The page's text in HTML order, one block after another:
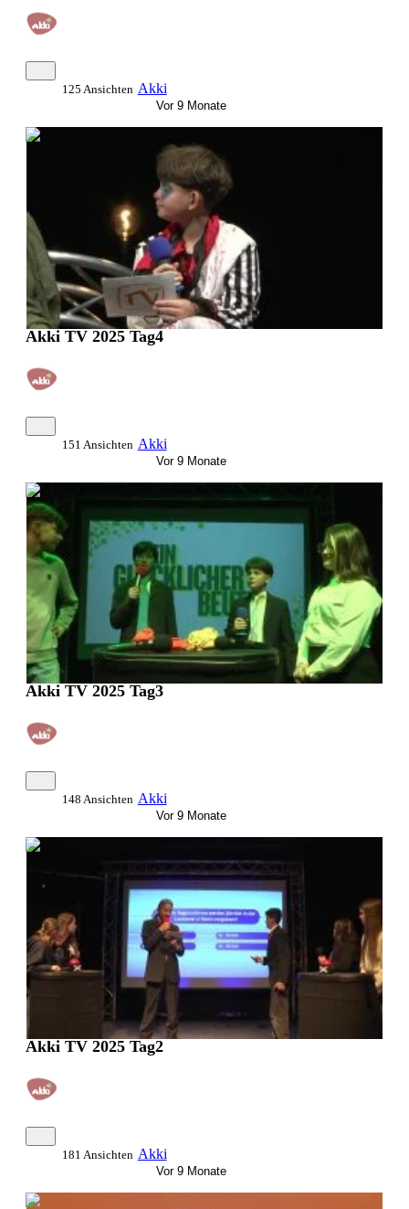
125 Ansichten Akki
Vor 9 Monate
0:25:06
Akki TV 2025 Tag4
151 Ansichten Akki
Vor 9 Monate
0:25:08
Akki TV 2025 Tag3
148 Ansichten Akki
Vor 9 Monate
0:23:19
Akki TV 2025 Tag2
181 Ansichten Akki
Vor 9 Monate
0:19:51